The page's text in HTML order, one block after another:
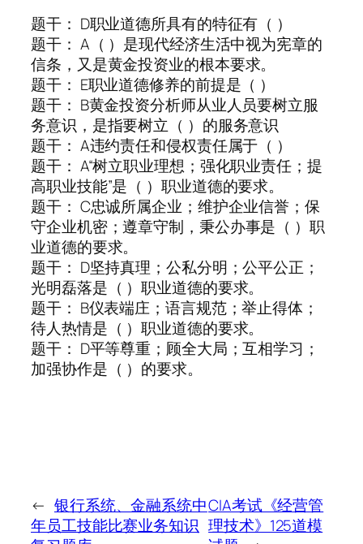
题干： D职业道德所具有的特征有（ ）
题干： A（ ）是现代经济生活中视为宪章的
信条，又是黄金投资业的根本要求。
题干： E职业道德修养的前提是（ ）
题干： B黄金投资分析师从业人员要树立服
务意识，是指要树立（ ）的服务意识
题干： A违约责任和侵权责任属于（ ）
题干： A“树立职业理想；强化职业责任；提
高职业技能”是（ ）职业道德的要求。
题干： C忠诚所属企业；维护企业信誉；保
守企业机密；遵章守制，秉公办事是（ ）职
业道德的要求。
题干： D坚持真理；公私分明；公平公正；
光明磊落是（ ）职业道德的要求。
题干： B仪表端庄；语言规范；举止得体；
待人热情是（ ）职业道德的要求。
题干： D平等尊重；顾全大局；互相学习；
加强协作是（ ）的要求。
← 银行系统、金融系统中
年员工技能比赛业务知识
CIA考试《经营管
理技术》125道模